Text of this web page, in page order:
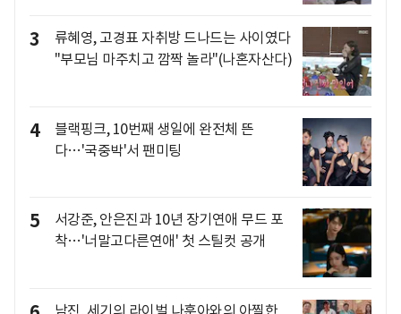
3
류혜영, 고경표 자취방 드나드는 사이였다
"부모님 마주치고 깜짝 놀라"(나혼자산다)
4
블랙핑크, 10번째 생일에 완전체 뜬
다…'국중박'서 팬미팅
5
서강준, 안은진과 10년 장기연애 무드 포
착…'너말고다른연애' 첫 스틸컷 공개
남진, 세기의 라이벌 나훈아와의 아찔한